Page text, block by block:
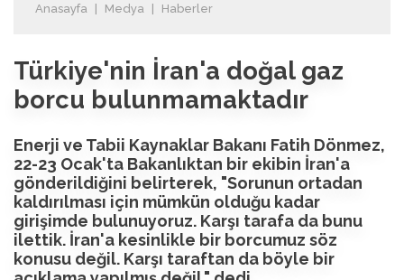
Anasayfa Medya Haberler
Türkiye'nin İran'a doğal gaz
borcu bulunmamaktadır
Enerji ve Tabii Kaynaklar Bakanı Fatih Dönmez,
22-23 Ocak'ta Bakanlıktan bir ekibin İran'a
gönderildiğini belirterek, "Sorunun ortadan
kaldırılması için mümkün olduğu kadar
girişimde bulunuyoruz. Karşı tarafa da bunu
ilettik. İran'a kesinlikle bir borcumuz söz
konusu değil. Karşı taraftan da böyle bir